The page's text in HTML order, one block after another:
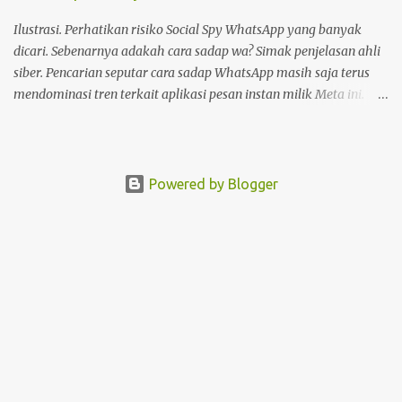
Seperti menunjukkan kelemahan situs, menjual produk, atau
hanya kesenangan pribadi. Hal te...
Ilustrasi. Perhatikan risiko Social Spy WhatsApp yang banyak
dicari. Sebenarnya adakah cara sadap wa? Simak penjelasan ahli
siber. Pencarian seputar cara sadap WhatsApp masih saja terus
mendominasi tren terkait aplikasi pesan instan milik Meta ini.
sadap WhatsApp hanya dengan nomor telpon atau nomor wa ini?
Powered by Blogger